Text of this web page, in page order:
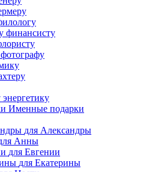
финансисту
фотографу
энергетику
Именные подарки
для Александры
Анны
для Евгении
для Екатерины